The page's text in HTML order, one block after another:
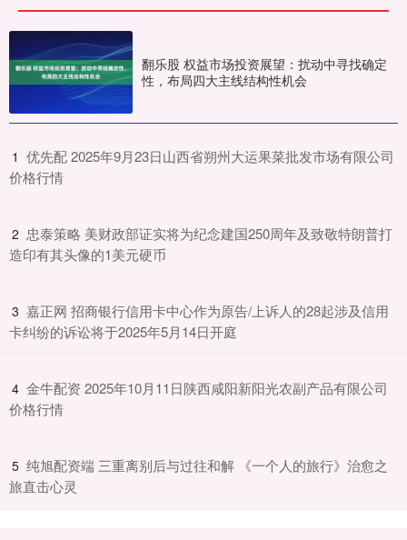
翻乐股 权益市场投资展望：扰动中寻找确定
性，布局四大主线结构性机会
1 ​优先配 2025年9月23日山西省朔州大运果菜批发市场有限公司
价格行情
2 ​忠泰策略 美财政部证实将为纪念建国250周年及致敬特朗普打
造印有其头像的1美元硬币
3 ​嘉正网 招商银行信用卡中心作为原告/上诉人的28起涉及信用
卡纠纷的诉讼将于2025年5月14日开庭
4 ​金牛配资 2025年10月11日陕西咸阳新阳光农副产品有限公司
价格行情
5 ​纯旭配资端 三重离别后与过往和解 《一个人的旅行》治愈之
旅直击心灵